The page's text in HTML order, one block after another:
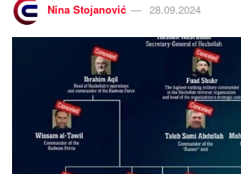
Nina Stoјanović 28.09.2024